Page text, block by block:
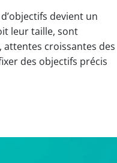
devient un
leur taille, sont
attentes croissantes des
des objectifs précis